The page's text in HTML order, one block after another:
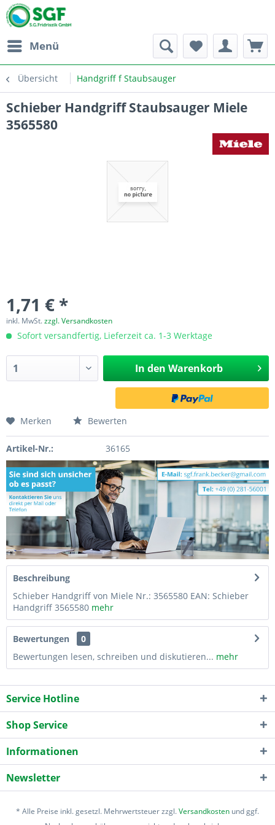
Menü
Übersicht Handgriff f Staubsauger
Schieber Handgriff Staubsauger Miele
3565580
1,71 € *
inkl. MwSt.zzgl. Versandkosten
Sofort versandfertig, Lieferzeit ca. 1-3 Werktage
In den Warenkorb
Merken Bewerten
Artikel-Nr.: 36165
Beschreibung
Schieber Handgriff von Miele Nr.: 3565580 EAN: Schieber
Handgriff 3565580 mehr
Bewertungen
0
Bewertungen lesen, schreiben und diskutieren... mehr
Service Hotline
Shop Service
Informationen
Newsletter
* Alle Preise inkl. gesetzl. Mehrwertsteuer zzgl.Versandkosten und ggf.